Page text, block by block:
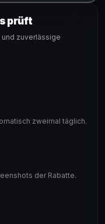
prüft
zuverlässige
zweimal täglich.
der Rabatte.